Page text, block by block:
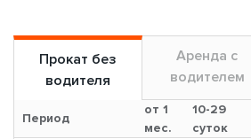
Прокат без
водителя
Аренда с
водителем
Период
от 1
мес.
10-29
суток